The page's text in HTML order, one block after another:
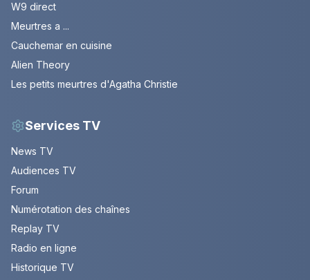
W9 direct
Meurtres a ...
Cauchemar en cuisine
Alien Theory
Les petits meurtres d'Agatha Christie
Services TV
News TV
Audiences TV
Forum
Numérotation des chaînes
Replay TV
Radio en ligne
Historique TV